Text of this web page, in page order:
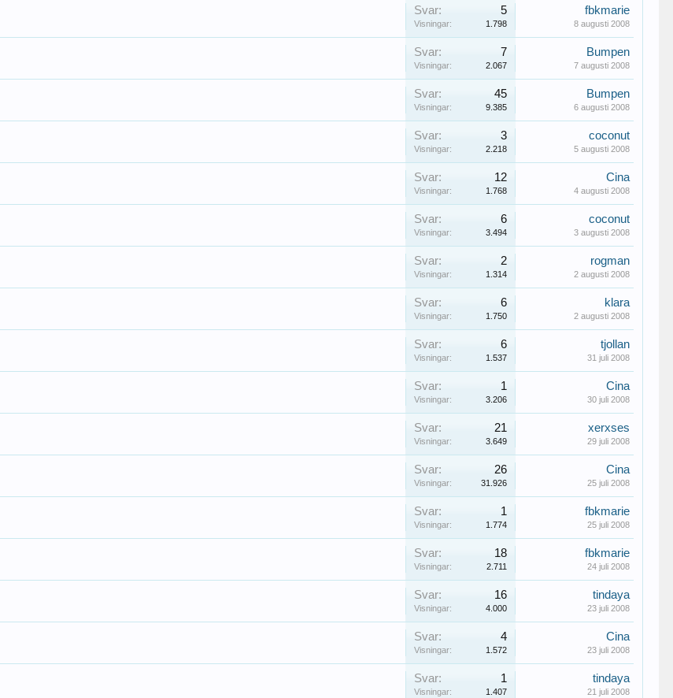
Svar: 5
Visningar: 1.798
fbkmarie
8 augusti 2008
Svar: 7
Visningar: 2.067
Bumpen
7 augusti 2008
Svar: 45
Visningar: 9.385
Bumpen
6 augusti 2008
Svar: 3
Visningar: 2.218
coconut
5 augusti 2008
Svar: 12
Visningar: 1.768
Cina
4 augusti 2008
Svar: 6
Visningar: 3.494
coconut
3 augusti 2008
Svar: 2
Visningar: 1.314
rogman
2 augusti 2008
Svar: 6
Visningar: 1.750
klara
2 augusti 2008
Svar: 6
Visningar: 1.537
tjollan
31 juli 2008
Svar: 1
Visningar: 3.206
Cina
30 juli 2008
Svar: 21
Visningar: 3.649
xerxses
29 juli 2008
Svar: 26
Visningar: 31.926
Cina
25 juli 2008
Svar: 1
Visningar: 1.774
fbkmarie
25 juli 2008
Svar: 18
Visningar: 2.711
fbkmarie
24 juli 2008
Svar: 16
Visningar: 4.000
tindaya
23 juli 2008
Svar: 4
Visningar: 1.572
Cina
23 juli 2008
Svar: 1
Visningar: 1.407
tindaya
21 juli 2008